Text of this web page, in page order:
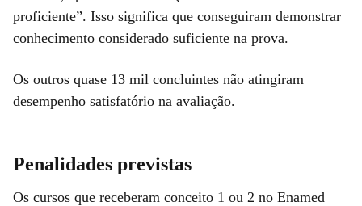
proficiente”. Isso significa que conseguiram demonstrar
conhecimento considerado suficiente na prova.
Os outros quase 13 mil concluintes não atingiram
desempenho satisfatório na avaliação.
Penalidades previstas
Os cursos que receberam conceito 1 ou 2 no Enamed